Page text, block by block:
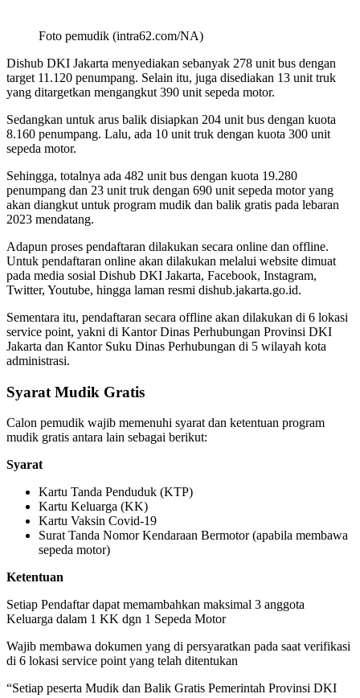
Foto pemudik (intra62.com/NA)
Dishub DKI Jakarta menyediakan sebanyak 278 unit bus dengan
target 11.120 penumpang. Selain itu, juga disediakan 13 unit truk
yang ditargetkan mengangkut 390 unit sepeda motor.
Sedangkan untuk arus balik disiapkan 204 unit bus dengan kuota
8.160 penumpang. Lalu, ada 10 unit truk dengan kuota 300 unit
sepeda motor.
Sehingga, totalnya ada 482 unit bus dengan kuota 19.280
penumpang dan 23 unit truk dengan 690 unit sepeda motor yang
akan diangkut untuk program mudik dan balik gratis pada lebaran
2023 mendatang.
Adapun proses pendaftaran dilakukan secara online dan offline.
Untuk pendaftaran online akan dilakukan melalui website dimuat
pada media sosial Dishub DKI Jakarta, Facebook, Instagram,
Twitter, Youtube, hingga laman resmi dishub.jakarta.go.id.
Sementara itu, pendaftaran secara offline akan dilakukan di 6 lokasi
service point, yakni di Kantor Dinas Perhubungan Provinsi DKI
Jakarta dan Kantor Suku Dinas Perhubungan di 5 wilayah kota
administrasi.
Syarat Mudik Gratis
Calon pemudik wajib memenuhi syarat dan ketentuan program
mudik gratis antara lain sebagai berikut:
Syarat
Kartu Tanda Penduduk (KTP)
Kartu Keluarga (KK)
Kartu Vaksin Covid-19
Surat Tanda Nomor Kendaraan Bermotor (apabila membawa
sepeda motor)
Ketentuan
Setiap Pendaftar dapat memambahkan maksimal 3 anggota
Keluarga dalam 1 KK dgn 1 Sepeda Motor
Wajib membawa dokumen yang di persyaratkan pada saat verifikasi
di 6 lokasi service point yang telah ditentukan
“Setiap peserta Mudik dan Balik Gratis Pemerintah Provinsi DKI